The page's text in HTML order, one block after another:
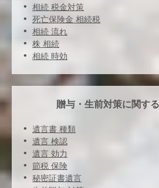
相続 税金対策
死亡保険金 相続税
相続 流れ
株 相続
相続 時効
贈与・生前対策に関す
遺言書 種類
遺言 検認
遺言 効力
節税 保険
秘密証書遺言